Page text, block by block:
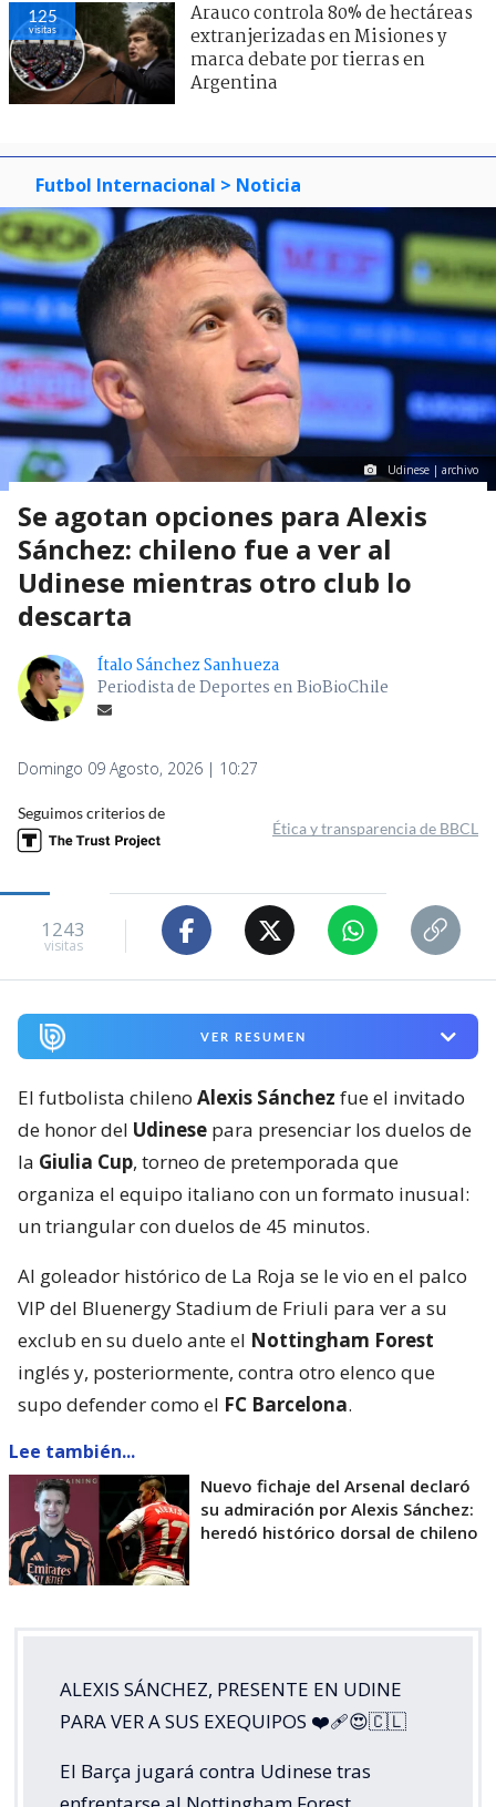
125
visitas
Arauco controla 80% de hectáreas
extranjerizadas en Misiones y
marca debate por tierras en
Argentina
Futbol Internacional > Noticia
Udinese | archivo
Se agotan opciones para Alexis
Sánchez: chileno fue a ver al
Udinese mientras otro club lo
descarta
Ítalo Sánchez Sanhueza
Periodista de Deportes en BioBioChile
Domingo 09 Agosto, 2026 | 10:27
Seguimos criterios de
Ética y transparencia de BBCL
1243
visitas
VER RESUMEN
El futbolista chileno Alexis Sánchez fue el invitado
de honor del Udinese para presenciar los duelos de
la Giulia Cup, torneo de pretemporada que
organiza el equipo italiano con un formato inusual:
un triangular con duelos de 45 minutos.
Al goleador histórico de La Roja se le vio en el palco
VIP del Bluenergy Stadium de Friuli para ver a su
exclub en su duelo ante el Nottingham Forest
inglés y, posteriormente, contra otro elenco que
supo defender como el FC Barcelona.
Lee también...
Nuevo fichaje del Arsenal declaró
su admiración por Alexis Sánchez:
heredó histórico dorsal de chileno
ALEXIS SÁNCHEZ, PRESENTE EN UDINE
PARA VER A SUS EXEQUIPOS ❤️‍🩹😍🇨🇱
El Barça jugará contra Udinese tras